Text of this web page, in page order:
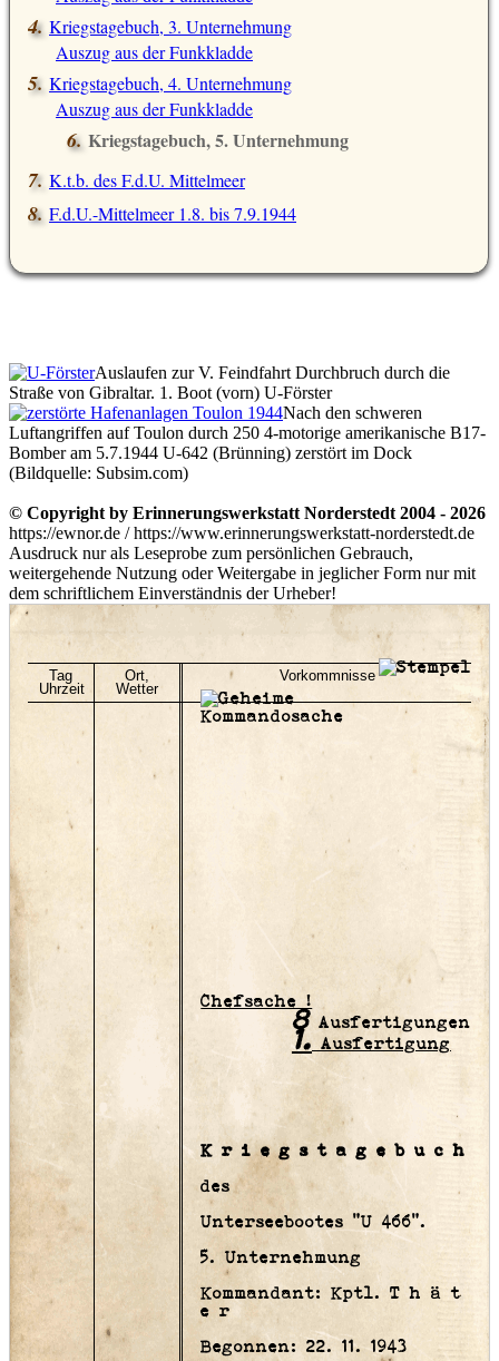
Kriegstagebuch, 3. Unternehmung
Auszug aus der Funkkladde
Kriegstagebuch, 4. Unternehmung
Auszug aus der Funkkladde
Kriegstagebuch, 5. Unternehmung
K.t.b. des F.d.U. Mittelmeer
F.d.U.-Mittelmeer 1.8. bis 7.9.1944
Auslaufen zur V. Feindfahrt Durchbruch durch die
Straße von Gibraltar. 1. Boot (vorn) U-Förster
Nach den schweren
Luftangriffen auf Toulon durch 250 4-motorige amerikanische B17-
Bomber am 5.7.1944 U-642 (Brünning) zerstört im Dock
(Bildquelle: Subsim.com)
© Copyright by Erinnerungswerkstatt Norderstedt 2004 - 2026
https://ewnor.de / https://www.erinnerungswerkstatt-norderstedt.de
Ausdruck nur als Leseprobe zum persönlichen Gebrauch,
weitergehende Nutzung oder Weitergabe in jeglicher Form nur mit
dem schriftlichem Einverständnis der Urheber!
Tag
Uhrzeit
Ort,
Wetter
Vorkommnisse
Chefsache !
8Ausfertigungen
1. Ausfertigung
K r i e g s t a g e b u c h
des
Unterseebootes "U 466".
5. Unternehmung
Kommandant: Kptl. T h ä t
e r
Begonnen: 22. 11. 1943